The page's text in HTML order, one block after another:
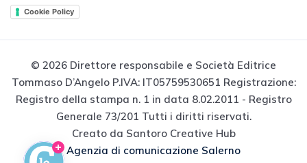
Cookie Policy
© 2026 Direttore responsabile e Società Editrice
Tommaso D’Angelo P.IVA: IT05759530651 Registrazione:
Registro della stampa n. 1 in data 8.02.2011 - Registro
Generale 73/201 Tutti i diritti riservati.
Creato da Santoro Creative Hub
Agenzia di comunicazione Salerno